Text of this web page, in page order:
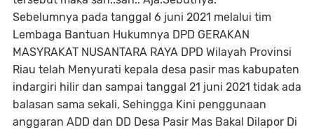
Sebelumnya pada tanggal 6 juni 2021 melalui tim
Lembaga Bantuan Hukumnya DPD GERAKAN
MASYRAKAT NUSANTARA RAYA DPD Wilayah Provinsi
Riau telah Menyurati kepala desa pasir mas kabupaten
indargiri hilir dan sampai tanggal 21 juni 2021 tidak ada
balasan sama sekali, Sehingga Kini penggunaan
anggaran ADD dan DD Desa Pasir Mas Bakal Dilapor Di